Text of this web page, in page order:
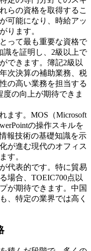
らの資格を取得するこ
可能になり、時給アッ
ります。
って最も重要な資格で
識を証明し、2級以上で
できます。簿記2級以
次決算の補助業務、税
の高い業務を担当する
度の向上が期待できま
ます。MOS（Microsoft
の操作スキルを
報技術の基礎知識を示
が進む現代のオフィス
す。
代表的です。特に貿易
場合、TOEIC700点以
が期待できます。中国
、特定の業界では高く